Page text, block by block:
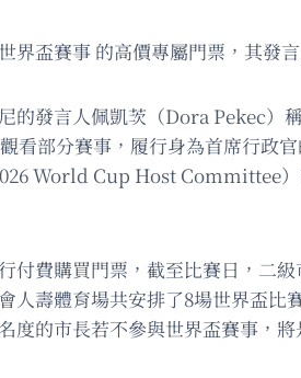
界盃賽事 的高價專屬門票，其發
的發言人佩凱茨（Dora Pekec
部分賽事，履行身為首席行政
World Cup Host Committee
付費購買門票，截至比賽日，二
人壽體育場共安排了8場世界盃
度的市長若不參與世界盃賽事，將